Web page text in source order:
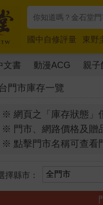
國中自修評量 東野
唯紅花綻放
奧德賽
文書 動漫ACG 親子
門市庫存一覽
※ 網頁之「庫存狀態」
※ 門市、網路價格及贈
※ 點擊門市名稱可查看
擇縣市：